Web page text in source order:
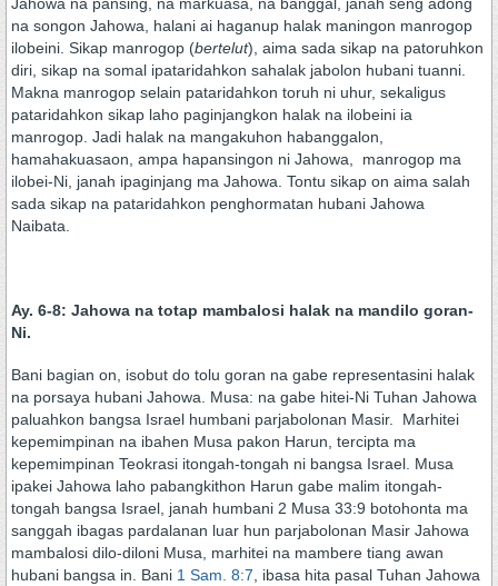
na songon Jahowa, halani ai haganup halak maningon manrogop
ilobeini. Sikap manrogop (bertelut), aima sada sikap na patoruhkon
diri, sikap na somal ipataridahkon sahalak jabolon hubani tuanni.
Makna manrogop selain pataridahkon toruh ni uhur, sekaligus
pataridahkon sikap laho paginjangkon halak na ilobeini ia
manrogop. Jadi halak na mangakuhon habanggalon,
hamahakuasaon, ampa hapansingon ni Jahowa, manrogop ma
ilobei-Ni, janah ipaginjang ma Jahowa. Tontu sikap on aima salah
sada sikap na pataridahkon penghormatan hubani Jahowa
Naibata.
Ay. 6-8: Jahowa na totap mambalosi halak na mandilo goran-
Ni.
Bani bagian on, isobut do tolu goran na gabe representasini halak
na porsaya hubani Jahowa. Musa: na gabe hitei-Ni Tuhan Jahowa
paluahkon bangsa Israel humbani parjabolonan Masir. Marhitei
kepemimpinan na ibahen Musa pakon Harun, tercipta ma
kepemimpinan Teokrasi itongah-tongah ni bangsa Israel. Musa
ipakei Jahowa laho pabangkithon Harun gabe malim itongah-
tongah bangsa Israel, janah humbani 2 Musa 33:9 botohonta ma
sanggah ibagas pardalanan luar hun parjabolonan Masir Jahowa
mambalosi dilo-diloni Musa, marhitei na mambere tiang awan
hubani bangsa in. Bani 1 Sam. 8:7 , ibasa hita pasal Tuhan Jahowa